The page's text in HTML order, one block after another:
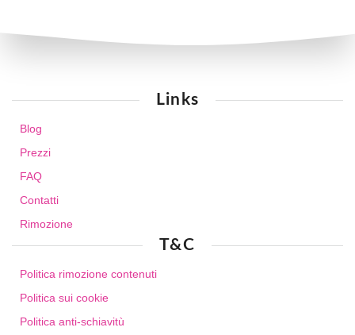
Links
Blog
Prezzi
FAQ
Contatti
Rimozione
T&C
Politica rimozione contenuti
Politica sui cookie
Politica anti-schiavitù